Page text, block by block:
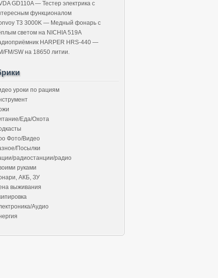
GD110A — Тестер электрика с
функционалом
T3 3000K — Медный фонарь с
светом на NICHIA 519A
HARPER HRS-440 —
FM/SW на 18650 литии.
уроки по рациям
Еда/Охота
Фото/Видео
Посылки
радиостанции/радио
руками
АКБ, ЗУ
выживания
Аудио